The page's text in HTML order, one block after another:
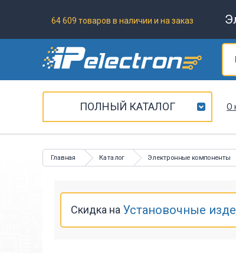
64 609 товаров в наличии и на заказ
ПОЛНЫЙ КАТАЛОГ О
Главная Каталог Электронные компоненты
Скидка на Установочные